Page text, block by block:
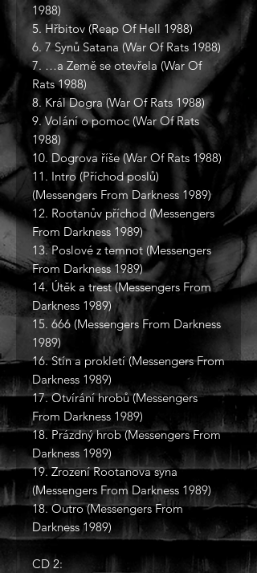
1988)
5. Hřbitov (Reap Of Hell 1988)
6. 7 Synů Satana (War Of Rats 1988)
7. …a Země se otevřela (War Of
Rats 1988)
8. Král Dogra (War Of Rats 1988)
9. Volání o pomoc (War Of Rats
1988)
10. Dogrova říše (War Of Rats 1988)
11. Intro (Příchod poslů)
(Messengers From Darkness 1989)
12. Rootanův příchod (Messengers
From Darkness 1989)
13. Poslové z temnot (Messengers
From Darkness 1989)
14. Útěk a trest (Messengers From
Darkness 1989)
15. 666 (Messengers From Darkness
1989)
16. Stín a prokletí (Messengers From
Darkness 1989)
17. Otvírání hrobů (Messengers
From Darkness 1989)
18. Prázdný hrob (Messengers From
Darkness 1989)
19. Zrození Rootanova syna
(Messengers From Darkness 1989)
18. Outro (Messengers From
Darkness 1989)
CD 2: